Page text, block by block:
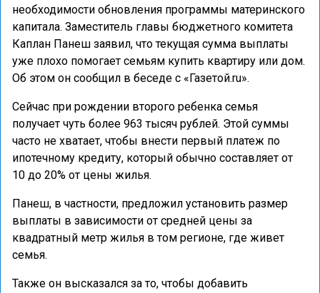
необходимости обновления программы материнского
капитала. Заместитель главы бюджетного комитета
Каплан Панеш заявил, что текущая сумма выплаты
уже плохо помогает семьям купить квартиру или дом.
Об этом он сообщил в беседе с «Газетой.ru».
Сейчас при рождении второго ребенка семья
получает чуть более 963 тысяч рублей. Этой суммы
часто не хватает, чтобы внести первый платеж по
ипотечному кредиту, который обычно составляет от
10 до 20% от цены жилья.
Панеш, в частности, предложил установить размер
выплаты в зависимости от средней цены за
квадратный метр жилья в том регионе, где живет
семья.
Также он высказался за то, чтобы добавить